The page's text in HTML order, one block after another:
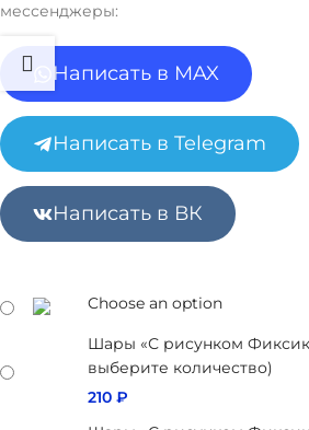
мессенджеры:
Написать в MAX
Написать в Telegram
Написать в ВК
Choose an option
Шары «С рисунком
выберите количество)
210 ₽